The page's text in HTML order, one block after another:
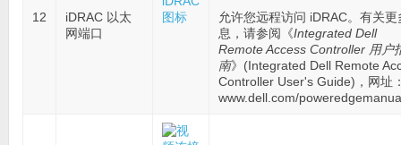
12
iDRAC 以太
网端口
允许您远程访问 iDRAC。有关更
息，请参阅《Integrated Dell
Remote Access Controller 用户
南》(Integrated Dell Remote
Controller User's Guide)，网址
www.dell.com/